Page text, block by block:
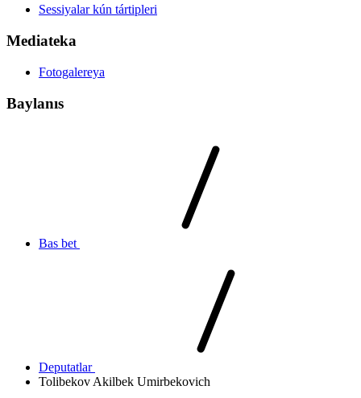
Sessiyalar kún tártipleri
Mediateka
Fotogalereya
Baylanıs
Bas bet
Deputatlar
Tolibekov Akilbek Umirbekovich